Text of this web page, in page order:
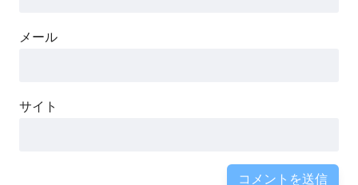
メール
サイト